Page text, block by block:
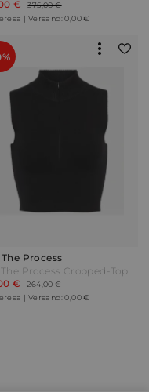
€
375,00 €
| Versand: 0,00 €
Process
Live The Process Cropped-Top Petra Schwarz
€
264,00 €
| Versand: 0,00 €